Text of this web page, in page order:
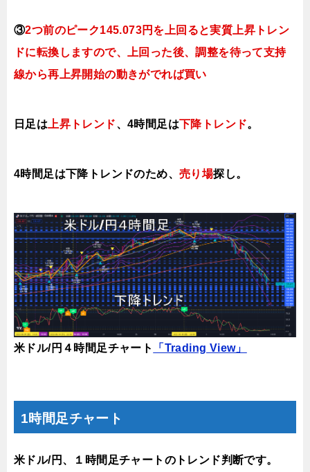
③2つ前のピーク145.073円を上回ると実質上昇トレン
ドに転換 しますので、上回った後、調整を待って支持
線から再上昇開始の動きがでれば買い
日足は 上昇トレンド、4時間足は下降トレンド。
4時間足は下降トレンドのため、 売り場探し。
米ドル/円４時間足チャート 「Trading View」
1時間足チャート
米ドル/円、１時間足チャートのトレンド判断です。